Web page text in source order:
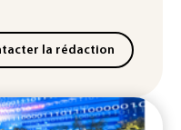
la rédaction